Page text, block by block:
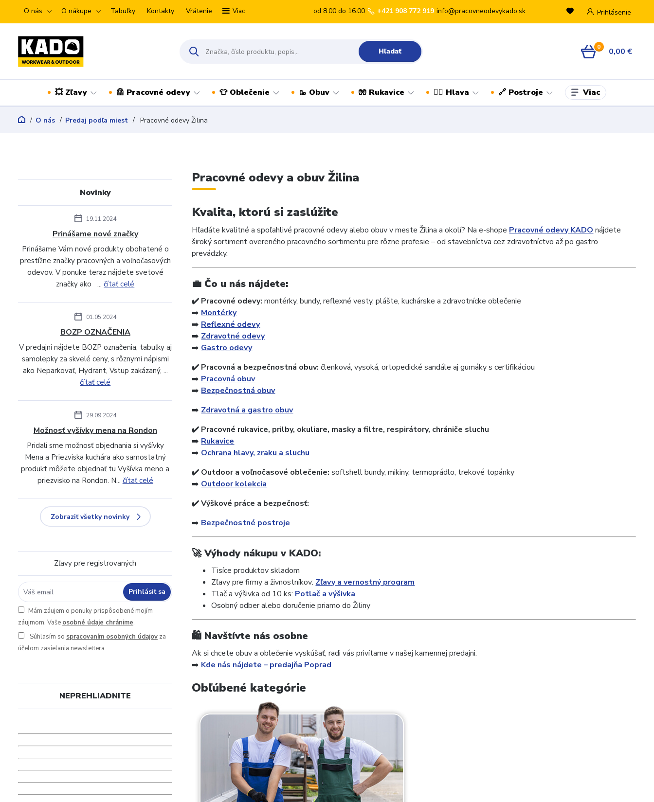
O nás O nákupe Tabuľky Kontakty Vrátenie Viac Prihlásenie
Hľadať
od 8.00 do 16.00 +421 908 772 919 info@pracovneodevykado.sk
0 0,00 €
💥 Zľavy 🦺 Pracovné odevy 👕 Oblečenie 🥾 Obuv 🧤 Rukavice 👷‍♂️ Hlava 🔗 Postroje Viac
O nás Predaj podľa miest Pracovné odevy Žilina
Novinky
19.11.2024
Prinášame nové značky
Prinášame Vám nové produkty obohatené o
prestížne značky pracovných a voľnočasových
odevov. V ponuke teraz nájdete svetové
značky ako ...čítať celé
01.05.2024
BOZP OZNAČENIA
V predajni nájdete BOZP označenia, tabuľky aj
samolepky za skvelé ceny, s rôznymi nápismi
ako Neparkovať, Hydrant, Vstup zakázaný, ...
čítať celé
29.09.2024
Možnosť vyšívky mena na Rondon
Pridali sme možnosť objednania si vyšívky
Mena a Priezviska kuchára ako samostatný
produkt môžete objednať tu Vyšívka meno a
priezvisko na Rondon. N... čítať celé
Zobraziť všetky novinky
Zľavy pre registrovaných
Prihlásiť sa
Mám záujem o ponuky prispôsobené mojím
záujmom. Vaše osobné údaje chránime.
Súhlasím so spracovaním osobných údajov za
účelom zasielania newslettera.
NEPREHLIADNITE
Pracovné odevy a obuv Žilina
Kvalita, ktorú si zaslúžite
Hľadáte kvalitné a spoľahlivé pracovné odevy alebo obuv v meste Žilina a okolí? Na e-shope Pracovné odevy KADO nájdete
široký sortiment overeného pracovného sortimentu pre rôzne profesie – od stavebníctva cez zdravotníctvo až po gastro
prevádzky.
💼 Čo u nás nájdete:
✔️ Pracovné odevy: montérky, bundy, reflexné vesty, plášte, kuchárske a zdravotnícke oblečenie
➡️ Montérky
➡️ Reflexné odevy
➡️ Zdravotné odevy
➡️ Gastro odevy
✔️ Pracovná a bezpečnostná obuv: členková, vysoká, ortopedické sandále aj gumáky s certifikáciou
➡️ Pracovná obuv
➡️ Bezpečnostná obuv
➡️ Zdravotná a gastro obuv
✔️ Pracovné rukavice, prilby, okuliare, masky a filtre, respirátory, chrániče sluchu
➡️ Rukavice
➡️ Ochrana hlavy, zraku a sluchu
✔️ Outdoor a voľnočasové oblečenie: softshell bundy, mikiny, termoprádlo, trekové topánky
➡️ Outdoor kolekcia
✔️ Výškové práce a bezpečnosť:
➡️ Bezpečnostné postroje
🚀 Výhody nákupu v KADO:
Tisíce produktov skladom
Zľavy pre firmy a živnostníkov: Zľavy a vernostný program
Tlač a výšivka od 10 ks: Potlač a výšivka
Osobný odber alebo doručenie priamo do Žiliny
🛍️ Navštívte nás osobne
Ak si chcete obuv a oblečenie vyskúšať, radi vás privítame v našej kamennej predajni:
➡️ Kde nás nájdete – predajňa Poprad
Obľúbené kategórie